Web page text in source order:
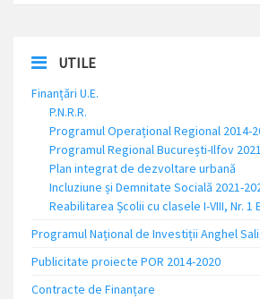
UTILE
Finanțări U.E.
P.N.R.R.
Programul Operațional Regional 2014-
Programul Regional București-Ilfov
Plan integrat de dezvoltare urbană
Incluziune și Demnitate Socială 2021-
Reabilitarea Școlii cu clasele I-VIII, Nr. 1
Programul Național de Investiții Anghel
Publicitate proiecte POR 2014-2020
Contracte de Finanțare